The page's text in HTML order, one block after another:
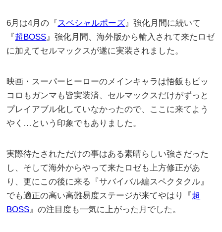
6月は4月の『 スペシャルポーズ 』強化月間に続いて
『超BOSS 』強化月間、海外版から輸入されて来たロゼ
に加えてセルマックスが遂に実装されました。
映画・スーパーヒーローのメインキャラは悟飯もピッ
コロもガンマも皆実装済、セルマックスだけがずっと
プレイアブル化していなかったので、ここに来てよう
やく…という印象でもありました。
実際待たされただけの事はある素晴らしい強さだった
し、そして海外からやって来たロゼも上方修正があ
り、更にこの後に来る『サバイバル編スペクタクル』
でも適正の高い高難易度ステージが来てやはり『超
BOSS 』の注目度も一気に上がった月でした。